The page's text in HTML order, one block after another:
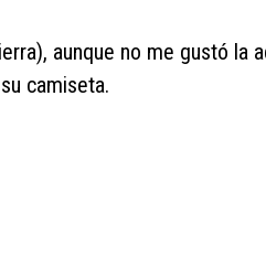
aunque no me gustó la
camiseta.